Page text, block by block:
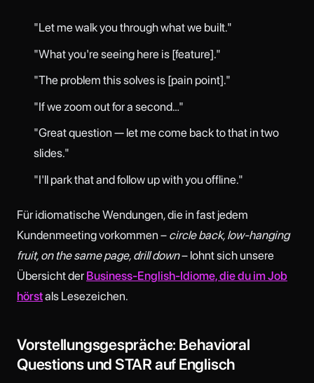
"Let me walk you through what we built."
"What you're seeing here is [feature]."
"The problem this solves is [pain point]."
"If we zoom out for a second…"
"Great question — let me come back to that in two
slides."
"I'll park that and follow up with you offline."
Für idiomatische Wendungen, die in fast jedem
Kundenmeeting vorkommen – circle back, low-hanging
fruit, on the same page, drill down– lohnt sich unsere
Übersicht der Business-English-Idiome, die du im Job
hörstals Lesezeichen.
Vorstellungsgespräche: Behavioral
Questions und STAR auf Englisch